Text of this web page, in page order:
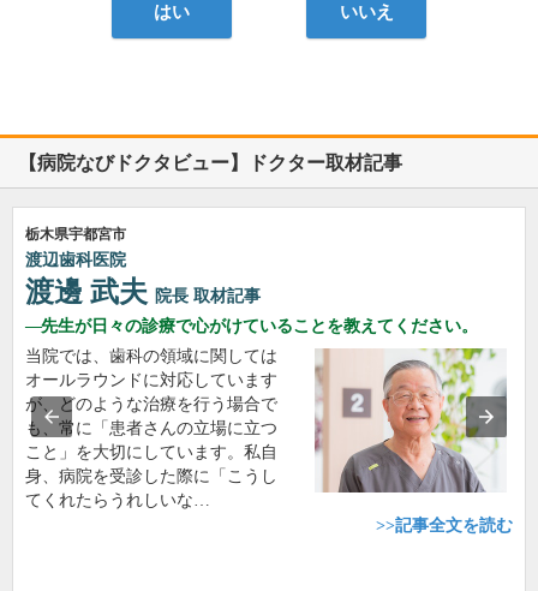
はい いいえ
【病院なびドクタビュー】ドクター取材記事
栃木県宇都宮市
渡辺歯科医院
渡邊 武夫 院長 取材記事
先生が日々の診療で心がけていることを教えてください。
当院では、歯科の領域に関しては
オールラウンドに対応しています
が、どのような治療を行う場合で
も、常に「患者さんの立場に立つ
こと」を大切にしています。私自
身、病院を受診した際に「こうし
てくれたらうれしいな…
>>記事全文を読む